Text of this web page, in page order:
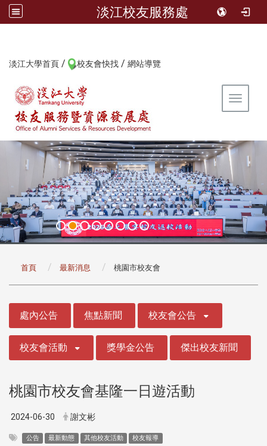
淡江校友服務處
淡江大學首頁 / 校友會快找 / 網站導覽
Toggle
首頁 最新消息 桃園市校友會
處內公告 焦點新聞 校友會公告
校友會活動 獎學金公告 傑出校友新聞
桃園市校友會基隆一日遊活動
2024-06-30 謝文彬
公告 最新動態 其他校友活動 校友報導